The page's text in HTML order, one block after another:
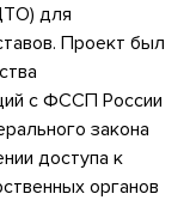
для
Проект был
с ФССП России
закона
доступа к
органов